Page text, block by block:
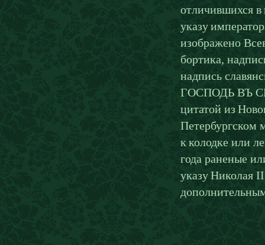
отличившихся в
указу
изображено
бортика,
надпись
ГОСПОДЬ ВЪ
цитатой из
Петербургском
к колодке или
года раненые
указу Николая